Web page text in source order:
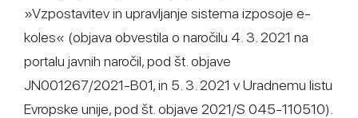
»Vzpostavitev in upravljanje sistema izposoje e-
koles« (objava obvestila o naročilu 4. 3. 2021 na
portalu javnih naročil, pod št. objave
JN001267/2021-B01, in 5. 3. 2021 v Uradnemu listu
Evropske unije, pod št. objave 2021/S 045-110510).